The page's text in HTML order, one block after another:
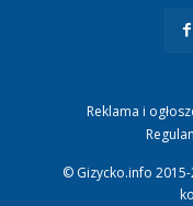
Reklama i
© Gizycko.info